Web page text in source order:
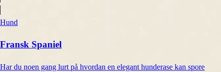
Hund
Fransk Spaniel
Har du noen gang lurt på hvordan en elegant hunderase kan spore